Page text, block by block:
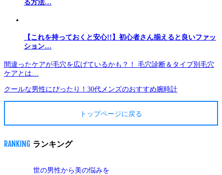
る方法…
【これを持っておくと安心!!】初心者さん揃えると良いファッ
ション…
間違ったケアが毛穴を広げているかも？！ 毛穴診断＆タイプ別毛穴
ケアとは…
クールな男性にぴったり！30代メンズのおすすめ腕時計
トップページに戻る
RANKING ランキング
世の男性から美の悩みを